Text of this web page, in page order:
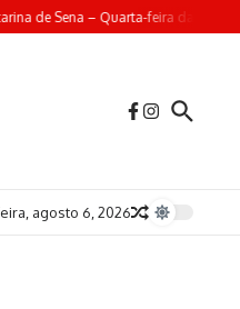
de Sena – Quarta-feira da 4ª
agosto 6, 2026